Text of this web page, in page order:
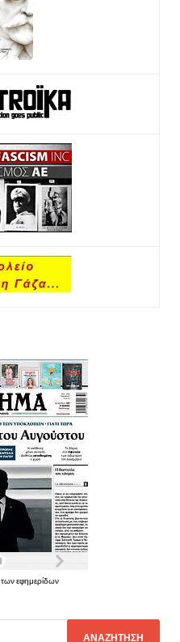
εφημερίδων